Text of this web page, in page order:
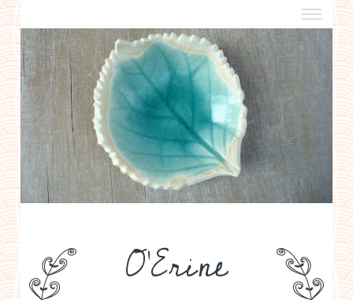
O'Erine
a propos
boutiques de créateurs
contact
politique de confidentialité